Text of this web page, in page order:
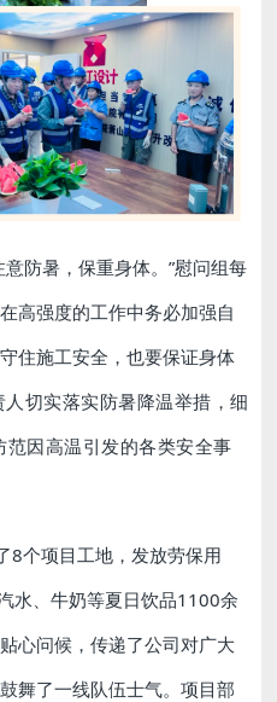
防暑，保重身体。”慰问组每
高强度的工作中务必加强自
住施工安全，也要保证身体
切实落实防暑降温举措，细
因高温引发的各类安全事
8个项目工地，发放劳保用
水、牛奶等夏日饮品1100余
心问候，传递了公司对广大
舞了一线队伍士气。项目部